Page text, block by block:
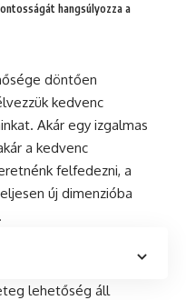
hangsúlyozza a
döntően
kedvenc
Akár egy izgalmas
a kedvenc
felfedezni, a
új dimenzióba
lehetőség áll